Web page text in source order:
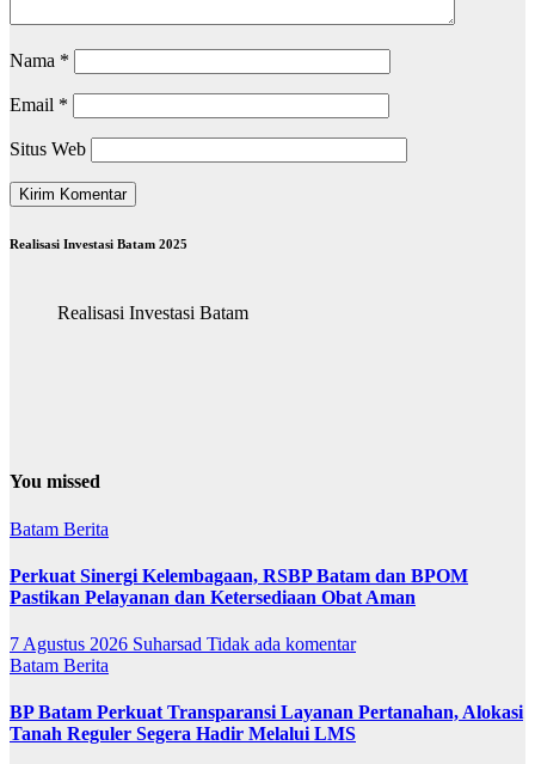
Nama *
Email *
Situs Web
Realisasi Investasi Batam 2025
Realisasi Investasi Batam
You missed
Batam Berita
Perkuat Sinergi Kelembagaan, RSBP Batam dan BPOM
Pastikan Pelayanan dan Ketersediaan Obat Aman
7 Agustus 2026 Suharsad Tidak ada komentar
Batam Berita
BP Batam Perkuat Transparansi Layanan Pertanahan, Alokasi
Tanah Reguler Segera Hadir Melalui LMS